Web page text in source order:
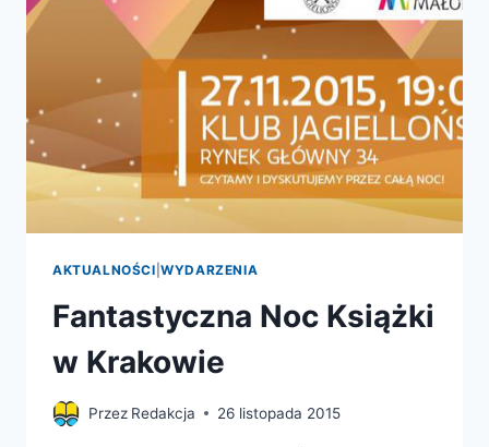
AKTUALNOŚCI |WYDARZENIA
Fantastyczna Noc Książki
w Krakowie
Przez Redakcja 26 listopada 2015